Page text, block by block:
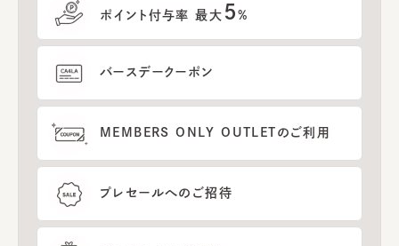
ポイント付与率 最大 5%
バースデークーポン
MEMBERS ONLY OUTLETのご利用
プレセールへのご招待